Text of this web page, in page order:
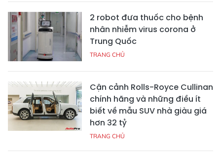
2 robot đưa thuốc cho bệnh
nhân nhiễm virus corona ở
Trung Quốc
TRANG CHỦ
Cận cảnh Rolls-Royce Cullinan
chính hãng và những điều ít
biết về mẫu SUV nhà giàu giá
hơn 32 tỷ
TRANG CHỦ